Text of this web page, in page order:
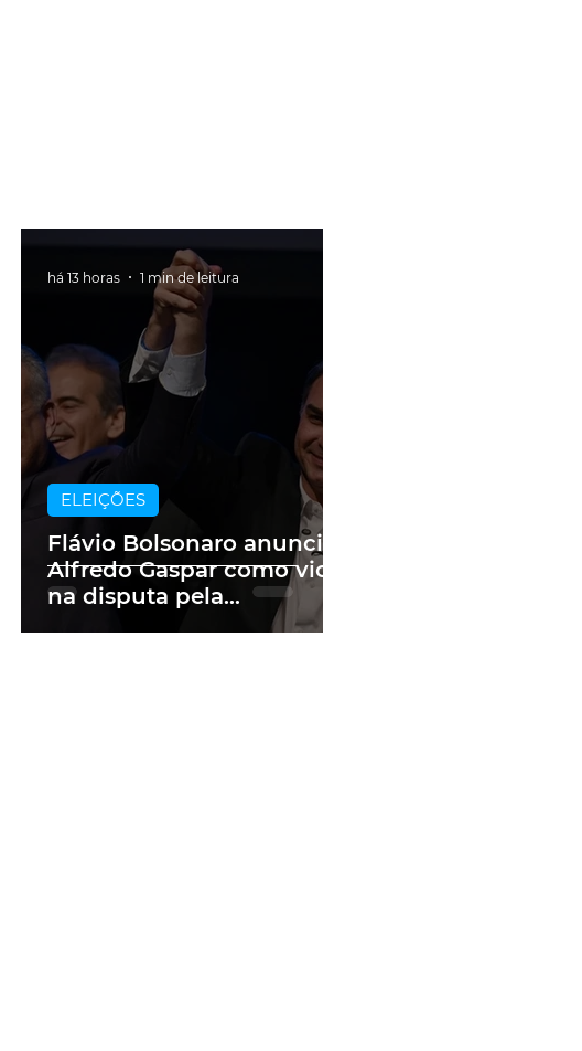
Flávio Bolsonaro anuncia
Alfredo Gaspar como vice
na disputa pela
ELEIÇÕES
há 13 horas 1 min de leitura